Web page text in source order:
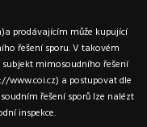
prodávajícím může kupující
řešení sporu. V takovém
mimosoudního řešení
www.coi.cz) a postupovat dle
řešení sporů lze nalézt
inspekce.